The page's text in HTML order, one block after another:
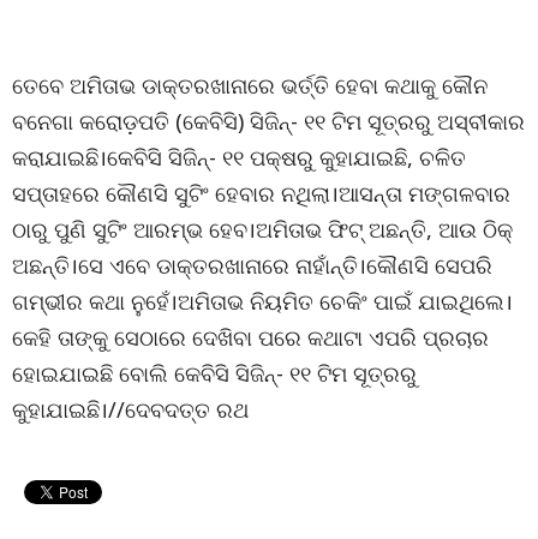
ତେବେ ଅମିତାଭ ଡାକ୍ତରଖାନାରେ ଭର୍ତ୍ତି ହେବା କଥାକୁ କୌନ
ବନେଗା କରୋଡ଼ପତି (କେବିସି) ସିଜିନ୍- ୧୧ ଟିମ ସୂତ୍ରରୁ ଅସ୍ବୀକାର
କରାଯାଇଛି।କେବିସି ସିଜିନ୍- ୧୧ ପକ୍ଷରୁ କୁହାଯାଇଛି, ଚଳିତ
ସପ୍ତାହରେ କୌଣସି ସୁଟିଂ ହେବାର ନଥିଲା।ଆସନ୍ତା ମଙ୍ଗଳବାର
ଠାରୁ ପୁଣି ସୁଟିଂ ଆରମ୍ଭ ହେବ।ଅମିତାଭ ଫିଟ୍ ଅଛନ୍ତି, ଆଉ ଠିକ୍
ଅଛନ୍ତି।ସେ ଏବେ ଡାକ୍ତରଖାନାରେ ନାହାଁନ୍ତି।କୌଣସି ସେପରି
ଗମ୍ଭୀର କଥା ନୁହେଁ।ଅମିତାଭ ନିୟମିତ ଚେକିଂ ପାଇଁ ଯାଇଥିଲେ।
କେହି ତାଙ୍କୁ ସେଠାରେ ଦେଖିବା ପରେ କଥାଟା ଏପରି ପ୍ରଚାର
ହୋଇଯାଇଛି ବୋଲି କେବିସି ସିଜିନ୍- ୧୧ ଟିମ ସୂତ୍ରରୁ
କୁହାଯାଇଛି।//ଦେବଦତ୍ତ ରଥ